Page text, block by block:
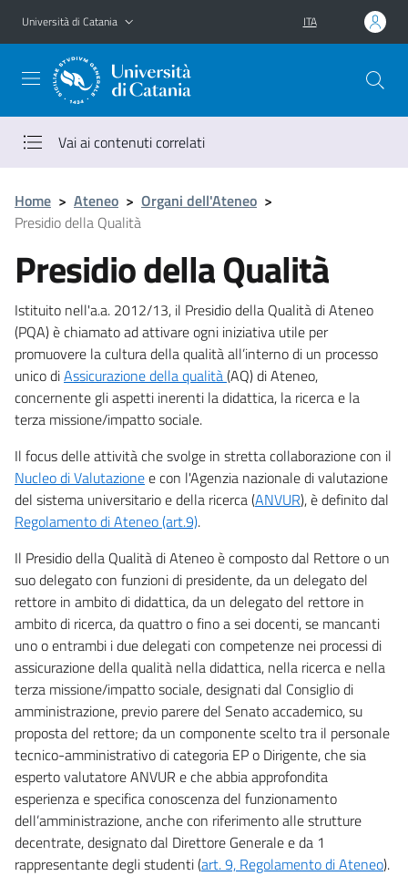
Vai al contenuto principale
Vai al menu di navigazione
Università di Catania ITA
Vai ai contenuti correlati
Home > Ateneo > Organi dell'Ateneo >
Presidio della Qualità
Presidio della Qualità
Istituito nell'a.a. 2012/13, il Presidio della Qualità di Ateneo
(PQA) è chiamato ad attivare ogni iniziativa utile per
promuovere la cultura della qualità all’interno di un processo
unico diAssicurazione della qualità(AQ) di Ateneo,
concernente gli aspetti inerenti la didattica, la ricerca e la
terza missione/impatto sociale.
Il focus delle attività che svolge in stretta collaborazione con il
Nucleo di Valutazionee con l'Agenzia nazionale di valutazione
del sistema universitario e della ricerca (ANVUR), è definito dal
Regolamento di Ateneo (art.9).
Il Presidio della Qualità di Ateneo è composto dal Rettore o un
suo delegato con funzioni di presidente, da un delegato del
rettore in ambito di didattica, da un delegato del rettore in
ambito di ricerca, da quattro o fino a sei docenti, se mancanti
uno o entrambi i due delegati con competenze nei processi di
assicurazione della qualità nella didattica, nella ricerca e nella
terza missione/impatto sociale, designati dal Consiglio di
amministrazione, previo parere del Senato accademico, su
proposta del rettore; da un componente scelto tra il personale
tecnico-amministrativo di categoria EP o Dirigente, che sia
esperto valutatore ANVUR e che abbia approfondita
esperienza e specifica conoscenza del funzionamento
dell’amministrazione, anche con riferimento alle strutture
decentrate, designato dal Direttore Generale e da 1
rappresentante degli studenti (art. 9, Regolamento di Ateneo).